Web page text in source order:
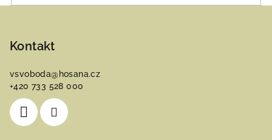
Kontakt
vsvoboda@ hosana.cz
+420 733 528 000